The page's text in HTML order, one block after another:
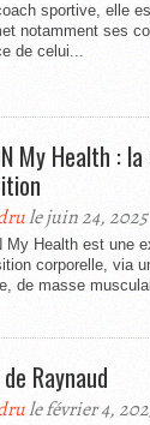
sportive, elle
notamment ses
de celui...
My Health :
le juin 24, 2025
My Health est une
corporelle, via
de masse
Raynaud
le février 4,